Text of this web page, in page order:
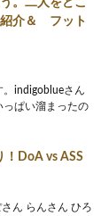
紹介＆ フット
。indigoblueさん
っぱい溜まったの
！DoA vs ASS
ん らんさん ひろ